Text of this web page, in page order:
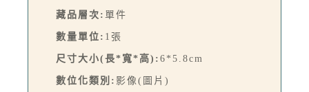
藏品層次: 單件
數量單位: 1張
尺寸大小(長*寬*高): 6*5.8cm
數位化類別: 影像(圖片)